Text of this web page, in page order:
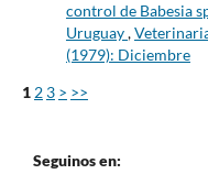
control de Babesia
Uruguay,
(1979): Diciembre
1 2 3 > >>
Seguinos en: